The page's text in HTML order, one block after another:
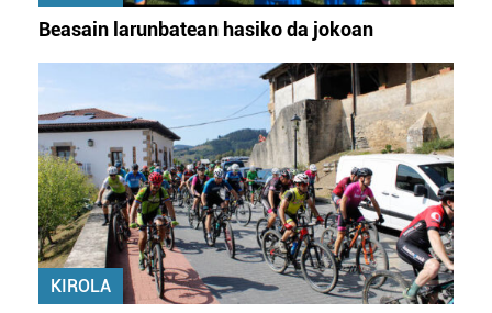
Beasain larunbatean hasiko da jokoan
KIROLA